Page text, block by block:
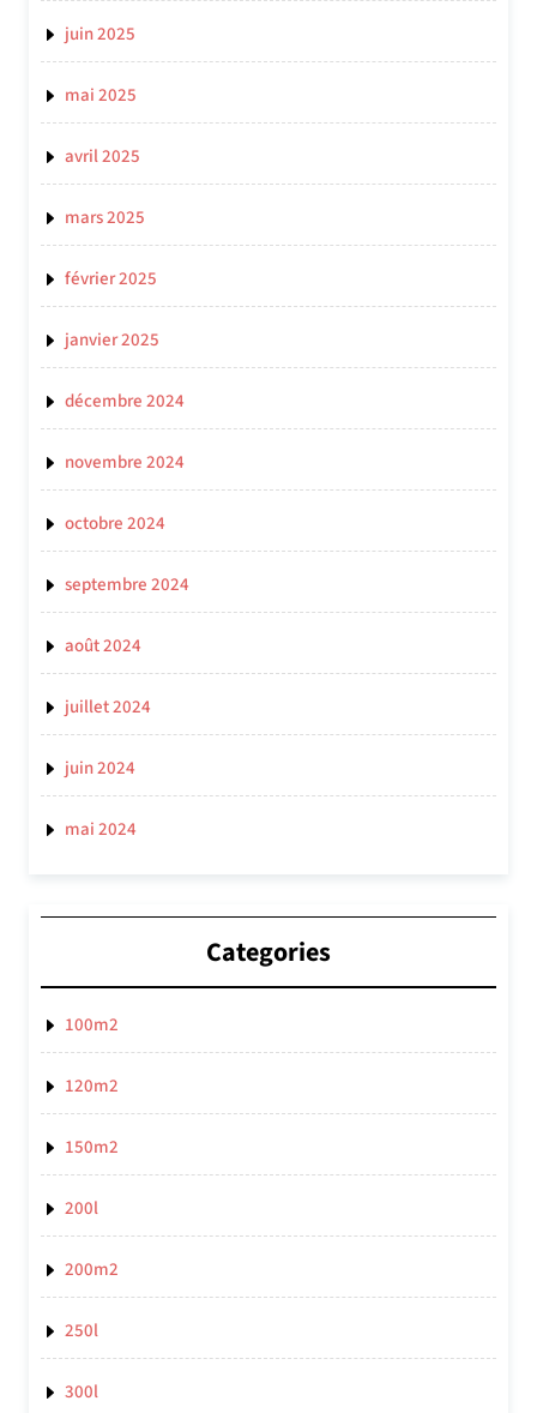
juin 2025
mai 2025
avril 2025
mars 2025
février 2025
janvier 2025
décembre 2024
novembre 2024
octobre 2024
septembre 2024
août 2024
juillet 2024
juin 2024
mai 2024
Categories
100m2
120m2
150m2
200l
200m2
250l
300l